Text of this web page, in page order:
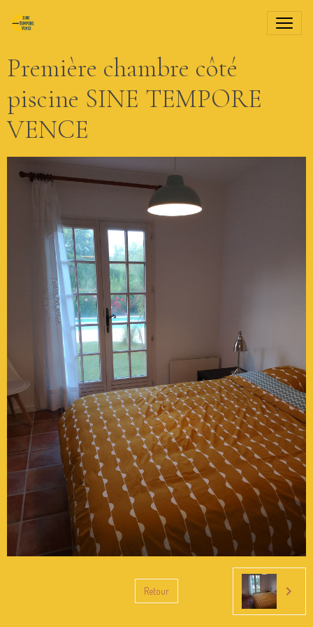
Première chambre côté
piscine SINE TEMPORE
VENCE
Retour